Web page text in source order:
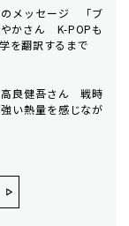
のメッセージ 「ブ
かさん K-POPも
を翻訳するまで
高良健吾さん 戦時
い熱量を感じなが